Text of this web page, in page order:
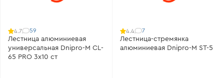
4.7 59
Лестница алюминиевая
универсальная Dnipro-M CL-
65 PRO 3х10 ст
4.4 7
Лестница-стремянка
алюминиевая Dnipro-M ST-5